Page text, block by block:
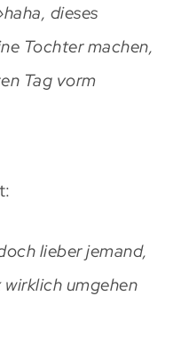
dieses
Tochter machen,
Tag vorm
lieber jemand,
umgehen